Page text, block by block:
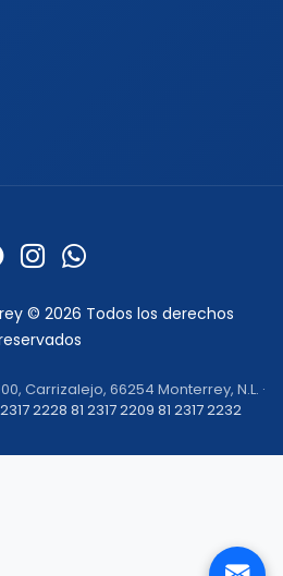
Carrizalejo, 66254 Monterrey, N.L. ·